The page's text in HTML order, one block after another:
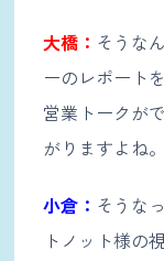
大橋： そうな
ーのレポート
営業トークが
がりますよね。
小倉： そうな
トノット様の